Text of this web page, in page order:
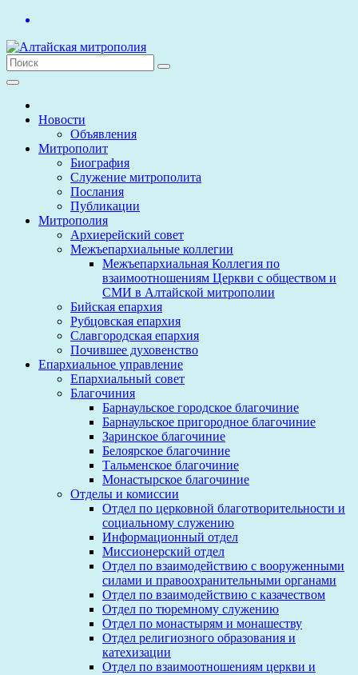
Перейти
содержимому
Новости
Объявления
Митрополит
Биография
Служение митрополита
Послания
Публикации
Митрополия
Архиерейский совет
Межъепархиальные коллегии
Межъепархиальная Коллегия по
взаимоотношениям Церкви с обществом и
СМИ в Алтайской митрополии
Бийская епархия
Рубцовская епархия
Славгородская епархия
Почившее духовенство
Епархиальное управление
Епархиальный совет
Благочиния
Барнаульское городское благочиние
Барнаульское пригородное благочиние
Заринское благочиние
Белоярское благочиние
Тальменское благочиние
Монастырское благочиние
Отделы и комиссии
Отдел по церковной благотворительности и
социальному служению
Информационный отдел
Миссионерский отдел
Отдел по взаимодействию с вооруженными
силами и правоохранительными органами
Отдел по взаимодействию с казачеством
Отдел по тюремному служению
Отдел по монастырям и монашеству
Отдел религиозного образования и
катехизации
Отдел по взаимоотношениям церкви и